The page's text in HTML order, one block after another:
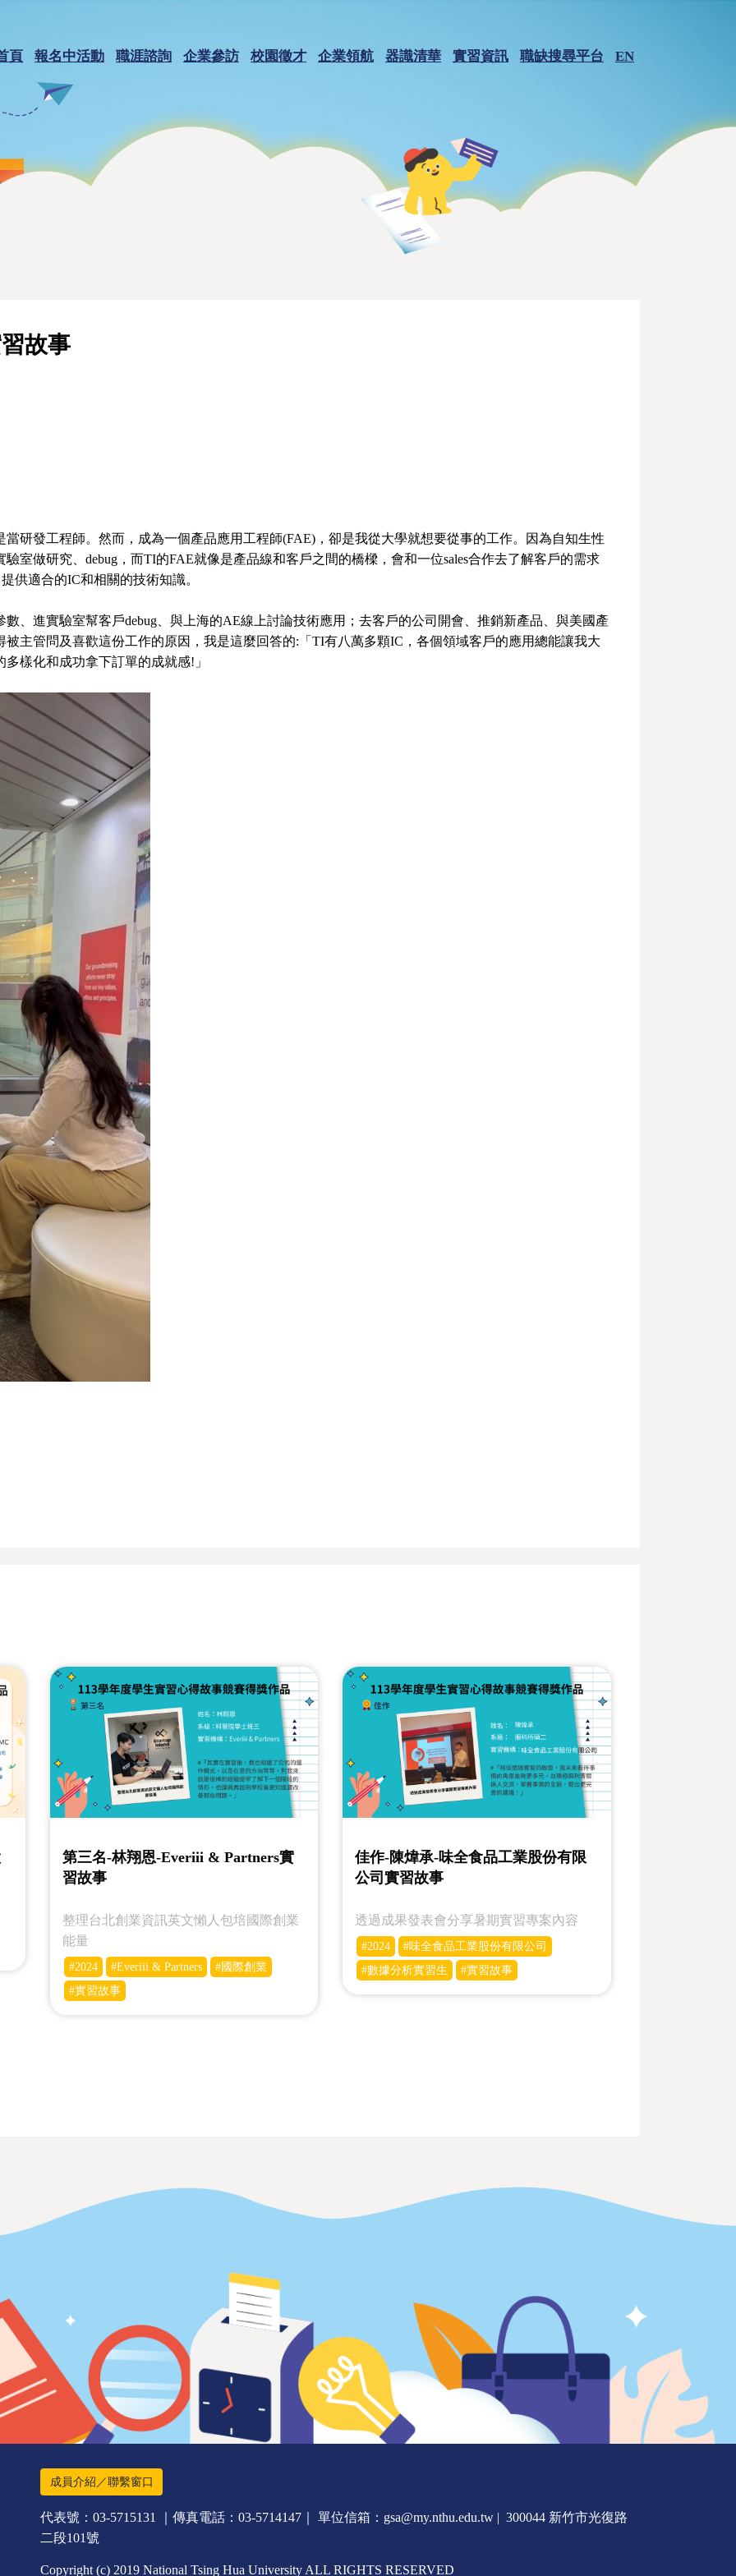
頁 報名中活動 職涯諮詢 企業參訪 校園徵才 企業領航 器識清華 實習資訊 職缺搜尋平台 EN
故事
研發工程師。然而，成為一個產品應用工程師(FAE)，卻是我從大學就想要從事的工作。因為自知生性
室做研究、debug，而TI的FAE就像是產品線和客戶之間的橋樑，會和一位sales合作去了解客戶的需求
供適合的IC和相關的技術知識。
、進實驗室幫客戶debug、與上海的AE線上討論技術應用；去客戶的公司開會、推銷新產品、與美國產
主管問及喜歡這份工作的原因，我是這麼回答的:「TI有八萬多顆IC，各個領域客戶的應用總能讓我大
樣化和成功拿下訂單的成就感!」
第三名-林翔恩-Everiii & Partners實
習故事
整理台北創業資訊英文懶人包培國際創業
能量
#2024 #Everiii & Partners
#國際創業
#實習故事
佳作-陳煒承-味全食品工業股份有限
公司實習故事
透過成果發表會分享暑期實習專案內容
#2024
#味全食品工業股份有限公司
#數據分析實習生
#實習故事
成員介紹／聯繫窗口
代表號：03-5715131 ｜傳真電話：03-5714147｜ 單位信箱：gsa@my.nthu.edu.tw | 300044 新竹市光復路
二段101號
Copyright (c) 2019 National Tsing Hua University ALL RIGHTS RESERVED